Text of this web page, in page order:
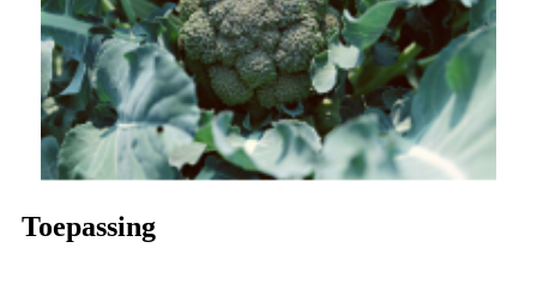
Toepassing